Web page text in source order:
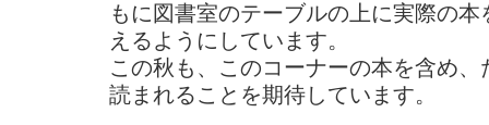
もに図書室のテーブルの上に実際の
えるようにしています。
この秋も、このコーナーの本を含め
読まれることを期待しています。